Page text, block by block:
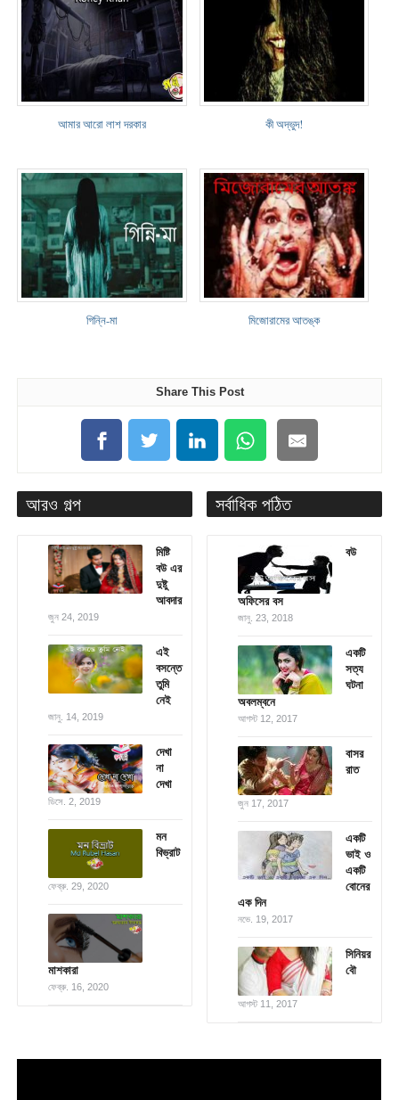
আমার আরো লাশ দরকার কী অদ্ভুদ!
গিন্নি-মা মিজোরামের আতঙ্ক
Share This Post
আরও গল্প
মিষ্টি
বউ এর
দুষ্টু
আবদার
জুন 24, 2019
এই
বসন্তে
তুমি
নেই
জানু. 14, 2019
দেখা
না
দেখা
ডিসে. 2, 2019
মন
বিভ্রাট
ফেব্রু. 29, 2020
মাশকারা
ফেব্রু. 16, 2020
সর্বাধিক পঠিত
বউ
অফিসের বস
জানু. 23, 2018
একটি
সত্য
ঘটনা
অবলম্বনে
আগস্ট 12, 2017
বাসর
রাত
জুন 17, 2017
একটি
ভাই ও
একটি
বোনের
এক দিন
নভে. 19, 2017
সিনিয়র
বৌ
আগস্ট 11, 2017